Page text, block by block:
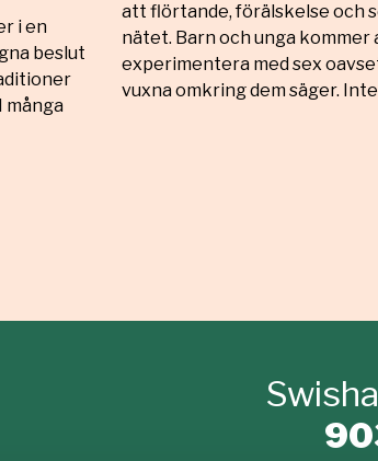
i en
beslut
många
att flörtande, förälskelse och
nätet. Barn och unga
experimentera med sex
vuxna omkring dem säger.